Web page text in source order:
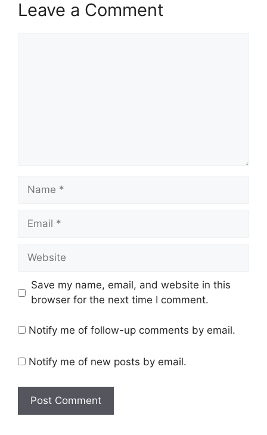
Leave a Comment
Name
Email
Website
Save my name, email, and website in this
browser for the next time I comment.
Notify me of follow-up comments by email.
Notify me of new posts by email.